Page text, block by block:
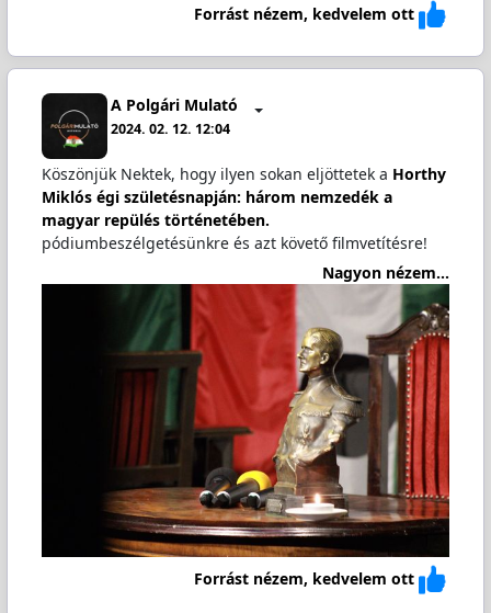
Forrást nézem, kedvelem ott
A Polgári Mulató
2024. 02. 12. 12:04
Köszönjük Nektek, hogy ilyen sokan eljöttetek a Horthy
Miklós égi születésnapján: három nemzedék a
magyar repülés történetében.
pódiumbeszélgetésünkre és azt követő filmvetítésre!
Nagyon nézem...
Forrást nézem, kedvelem ott